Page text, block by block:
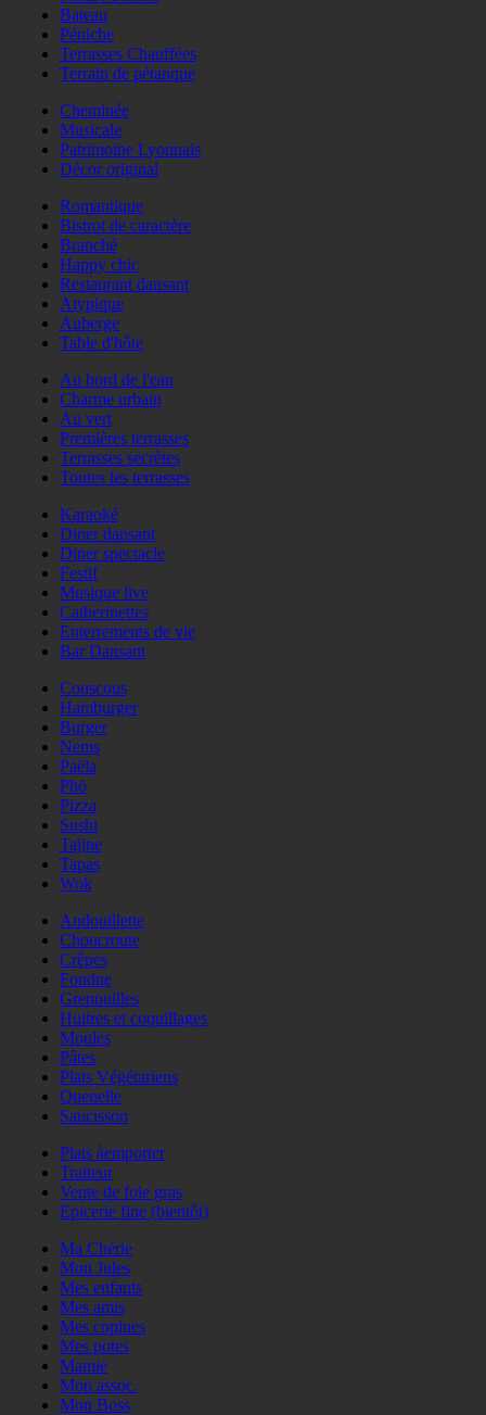
Bateau
Péniche
Terrasses Chauffées
Terrain de pétanque
Cheminée
Musicale
Patrimoine Lyonnais
Décor original
Romantique
Bistrot de caractère
Branché
Happy chic
Restaurant dansant
Atypique
Auberge
Table d'hôte
Au bord de l'eau
Charme urbain
Au vert
Premières terrasses
Terrasses secrètes
Toutes les terrasses
Karaoké
Diner dansant
Diner spectacle
Festif
Musique live
Catherinettes
Enterrements de vie
Bar Dansant
Couscous
Hamburger
Burger
Nems
Paëla
Phö
Pizza
Sushi
Tajine
Tapas
Wok
Andouillette
Choucroute
Crêpes
Fondue
Grenouilles
Huitres et coquillages
Moules
Pâtes
Plats Végétariens
Quenelle
Saucisson
Plats àemporter
Traiteur
Vente de foie gras
Epicerie fine (bientôt)
Ma Chérie
Mon Jules
Mes enfants
Mes amis
Mes copines
Mes potes
Mamie
Mon assoc.
Mon Boss